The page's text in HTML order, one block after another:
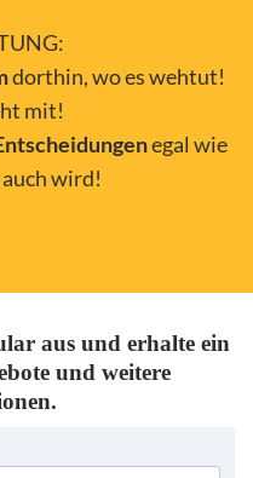
dorthin, wo es wehtut!
mit!
egal wie
wird!
aus und erhalte ein
und weitere